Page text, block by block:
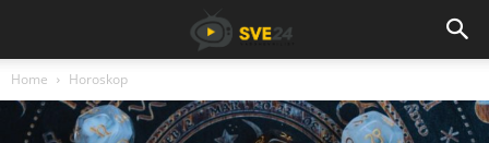
Home Horoskop